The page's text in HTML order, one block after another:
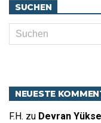
SUCHEN
NEUESTE
F.H. zu Devran